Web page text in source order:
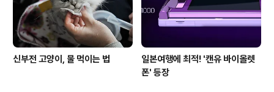
신부전 고양이, 물 먹이는 법
일본여행에 최적! '캔유 바이올렛
폰' 등장